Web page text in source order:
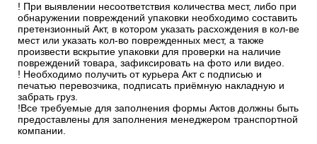
! При выявлении несоответствия количества мест, либо при
обнаружении повреждений упаковки необходимо составить
претензионный Акт, в котором указать расхождения в кол-ве
мест или указать кол-во поврежденных мест, а также
произвести вскрытие упаковки для проверки на наличие
повреждений товара, зафиксировать на фото или видео.
! Необходимо получить от курьера Акт с подписью и
печатью перевозчика, подписать приёмную накладную и
забрать груз.
!Все требуемые для заполнения формы Актов должны быть
предоставлены для заполнения менеджером транспортной
компании.